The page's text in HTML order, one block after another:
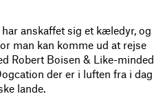
anskaffet sig et kæledyr, og
man kan komme ud at rejse
Robert Boisen & Like-minded
der er i luften fra i dag
lande.